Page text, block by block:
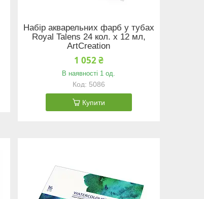
Набір акварельних фарб у тубах
Royal Talens 24 кол. х 12 мл,
ArtCreation
1 052 ₴
В наявності 1 од.
5086
Купити